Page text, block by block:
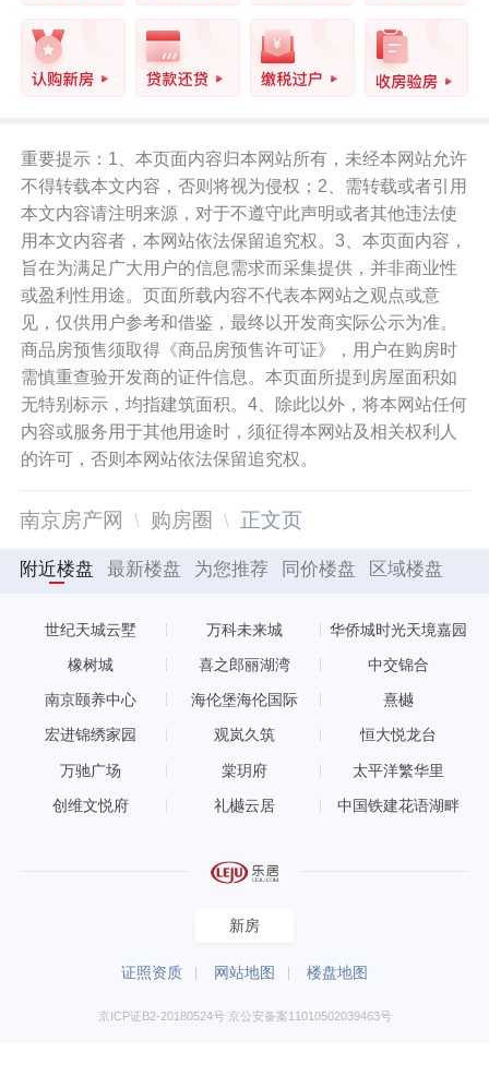
重要提示：1、本页面内容归本网站所有，未经本网站允许
不得转载本文内容，否则将视为侵权；2、需转载或者引用
本文内容请注明来源，对于不遵守此声明或者其他违法使
用本文内容者，本网站依法保留追究权。3、本页面内容，
旨在为满足广大用户的信息需求而采集提供，并非商业性
或盈利性用途。页面所载内容不代表本网站之观点或意
见，仅供用户参考和借鉴，最终以开发商实际公示为准。
商品房预售须取得《商品房预售许可证》，用户在购房时
需慎重查验开发商的证件信息。本页面所提到房屋面积如
的许可，否则本网站依法保留追究权。
附近楼盘 最新楼盘 为您推荐 同价楼盘 区域楼盘
世纪天城云墅 万科未来城 华侨城时光天境嘉园
橡树城 喜之郎丽湖湾 中交锦合
南京颐养中心 海伦堡海伦国际 熹樾
宏进锦绣家园 观岚久筑 恒大悦龙台
礼樾云居